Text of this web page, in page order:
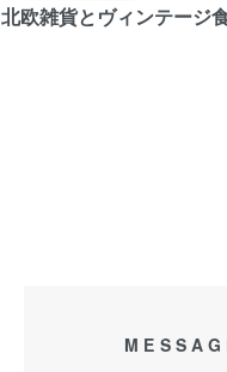
北欧雑貨とヴィンテージ